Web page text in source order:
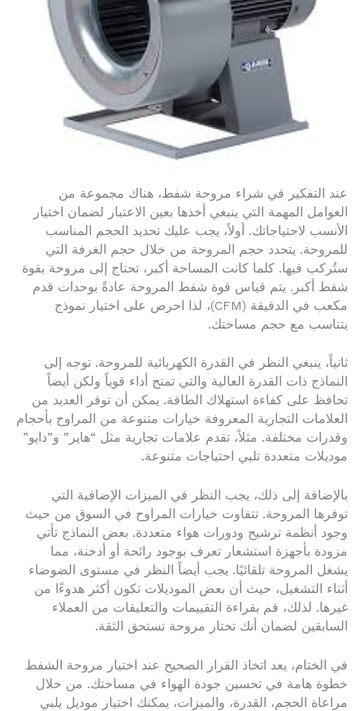
عند التفكير في شراء مروحة شفط، هناك مجموعة من
العوامل المهمة التي ينبغي أخذها بعين الاعتبار لضمان اختيار
الأنسب لاحتياجاتك. أولاً، يجب عليك تحديد الحجم المناسب
للمروحة. يتحدد حجم المروحة من خلال حجم الغرفة التي
ستُركب فيها. كلما كانت المساحة أكبر، تحتاج إلى مروحة بقوة
شفط أكبر. يتم قياس قوة شفط المروحة عادةً بوحدات قدم
مكعب في الدقيقة (CFM)، لذا احرص على اختيار نموذج
يتناسب مع حجم مساحتك.
ثانياً، ينبغي النظر في القدرة الكهربائية للمروحة. توجه إلى
النماذج ذات القدرة العالية والتي تمنح أداء قوياً ولكن أيضاً
تحافظ على كفاءة استهلاك الطاقة. يمكن أن توفر العديد من
العلامات التجارية المعروفة خيارات متنوعة من المراوح بأحجام
وقدرات مختلفة. مثلاً، تقدم علامات تجارية مثل “هاير” و”دايو”
موديلات متعددة تلبي احتياجات متنوعة.
بالإضافة إلى ذلك، يجب النظر في الميزات الإضافية التي
توفرها المروحة. تتفاوت خيارات المراوح في السوق من حيث
وجود أنظمة ترشيح ودورات هواء متعددة. بعض النماذج تأتي
مزودة بأجهزة استشعار تعرف بوجود رائحة أو أدخنة، مما
يشغل المروحة تلقائيًا. يجب أيضاً النظر في مستوى الضوضاء
أثناء التشغيل، حيث أن بعض الموديلات تكون أكثر هدوءًا من
غيرها. لذلك، قم بقراءة التقييمات والتعليقات من العملاء
السابقين لضمان أنك تختار مروحة تستحق الثقة.
في الختام، يعد اتخاذ القرار الصحيح عند اختيار مروحة الشفط
خطوة هامة في تحسين جودة الهواء في مساحتك. من خلال
مراعاة الحجم، القدرة، والميزات، يمكنك اختيار موديل يلبي